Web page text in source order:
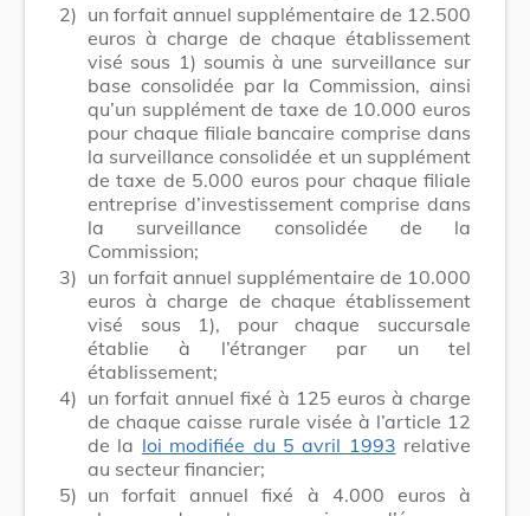
2) un forfait annuel supplémentaire de 12.500
euros à charge de chaque établissement
visé sous 1) soumis à une surveillance sur
base consolidée par la Commission, ainsi
qu’un supplément de taxe de 10.000 euros
pour chaque filiale bancaire comprise dans
la surveillance consolidée et un supplément
de taxe de 5.000 euros pour chaque filiale
entreprise d’investissement comprise dans
la surveillance consolidée de la
Commission;
3) un forfait annuel supplémentaire de 10.000
euros à charge de chaque établissement
visé sous 1), pour chaque succursale
établie à l’étranger par un tel
établissement;
4) un forfait annuel fixé à 125 euros à charge
de chaque caisse rurale visée à l’article 12
de la loi modifiée du 5 avril 1993 relative
au secteur financier;
5) un forfait annuel fixé à 4.000 euros à